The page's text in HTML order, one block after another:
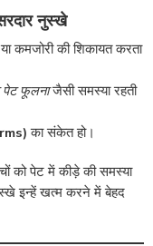
नुस्खे
कमजोरी की शिकायत करता
पेट फूलनाजैसी समस्या रहती
का संकेत हो।
को पेट में कीड़े की समस्या
इन्हें खत्म करने में बेहद